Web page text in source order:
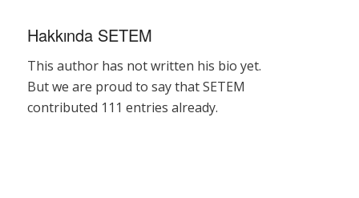
Hakkında SETEM
This author has not written his bio yet.
But we are proud to say thatSETEM
contributed 111 entries already.